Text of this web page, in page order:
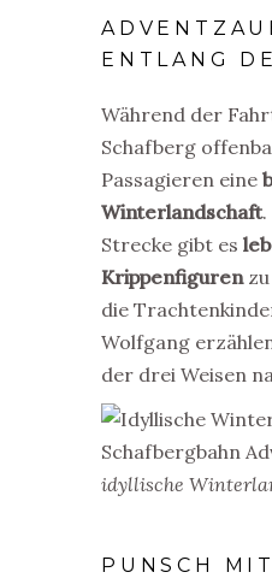
ENTLANG
Während der
Schafberg
Passagieren eine
Winterlandschaft.
Strecke gibt es
Krippenfigurenzu
die
Wolfgang
der drei Weisen
idyllische
PUNSCH MIT